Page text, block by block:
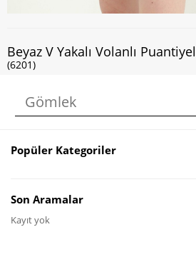
Beyaz V Yakalı Volanlı
(6201)
Kapıda Nakit veya Kart ile Ödeme
Karşılaştır
Fiyat Düşünce Haber Ver
Popüler Kategoriler
Son Aramalar
Kayıt yok